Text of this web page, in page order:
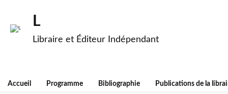
L
Libraire et Éditeur Indépendant
Accueil Programme Bibliographie Publications de la